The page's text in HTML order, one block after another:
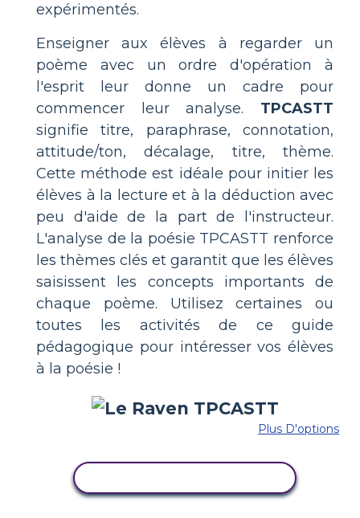
expérimentés.
Enseigner aux élèves à regarder un
poème avec un ordre d'opération à
l'esprit leur donne un cadre pour
commencer leur analyse. TPCASTT
signifie titre, paraphrase, connotation,
attitude/ton, décalage, titre, thème.
Cette méthode est idéale pour initier les
élèves à la lecture et à la déduction avec
peu d'aide de la part de l'instructeur.
L'analyse de la poésie TPCASTT renforce
les thèmes clés et garantit que les élèves
saisissent les concepts importants de
chaque poème. Utilisez certaines ou
toutes les activités de ce guide
pédagogique pour intéresser vos élèves
à la poésie !
Plus D'options